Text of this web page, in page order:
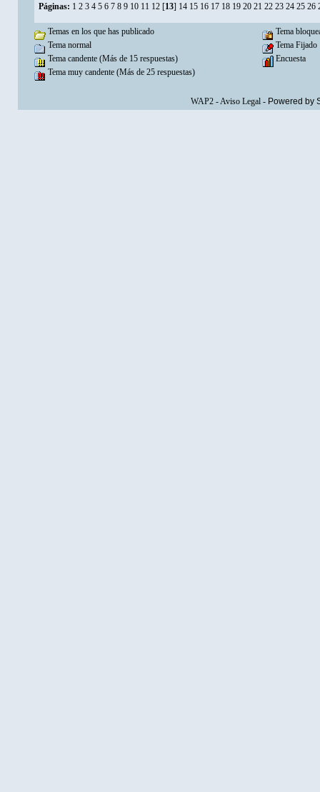
Páginas: 1 2 3 4 5 6 7 8 9 10 11 12 [13] 14 15 16 17 18 19 20 21 22 23 24 25 26
Temas en los que has publicado
Tema normal
Tema candente (Más de 15 respuestas)
Tema muy candente (Más de 25 respuestas)
Tema
Tema Fijado
Encuesta
WAP2-Aviso Legal- Powered by